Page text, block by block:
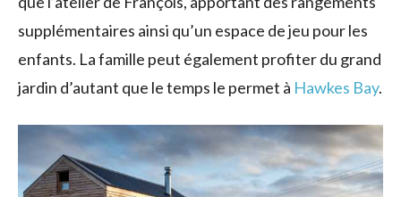
supplémentaires ainsi qu’un espace de jeu pour les
enfants. La famille peut également profiter du grand
jardin d’autant que le temps le permet à Hawkes Bay.